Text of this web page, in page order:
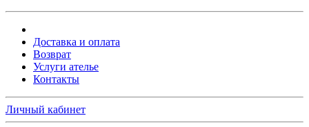
Доставка и оплата
Возврат
Услуги ателье
Контакты
Личный кабинет